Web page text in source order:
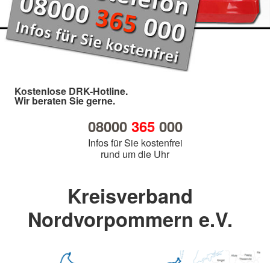
Kostenlose DRK-Hotline.
Wir beraten Sie gerne.
08000 365000
Infos für Sie kostenfrei
rund um die Uhr
Kreisverband
Nordvorpommern e.V.